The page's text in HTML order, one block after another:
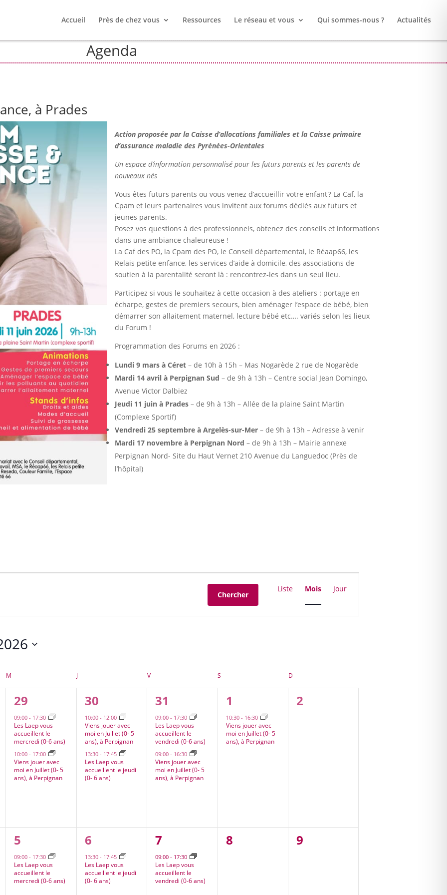
Accueil Près de chez vous Ressources Le réseau et vous Qui sommes-nous ? Actualités
Agenda
à Prades
Action proposée par la Caisse d’allocations familiales et la Caisse primaire
d’assurance maladie des Pyrénées-Orientales
Un espace d’information personnalisé pour les futurs parents et les parents de
nouveaux nés
Vous êtes futurs parents ou vous venez d’accueillir votre enfant ? La Caf, la
Cpam et leurs partenaires vous invitent aux forums dédiés aux futurs et
jeunes parents.
Posez vos questions à des professionnels, obtenez des conseils et informations
dans une ambiance chaleureuse !
La Caf des PO, la Cpam des PO, le Conseil départemental, le Réaap66, les
Relais petite enfance, les services d’aide à domicile, des associations de
soutien à la parentalité seront là : rencontrez-les dans un seul lieu.
Participez si vous le souhaitez à cette occasion à des ateliers : portage en
écharpe, gestes de premiers secours, bien aménager l’espace de bébé, bien
démarrer son allaitement maternel, lecture bébé etc…. variés selon les lieux
du Forum !
Programmation des Forums en 2026 :
Lundi 9 mars à Céret – de 10h à 15h – Mas Nogarède 2 rue de Nogarède
Mardi 14 avril à Perpignan Sud – de 9h à 13h – Centre social Jean Domingo,
Avenue Victor Dalbiez
Jeudi 11 juin à Prades – de 9h à 13h – Allée de la plaine Saint Martin
(Complexe Sportif)
Vendredi 25 septembre à Argelès-sur-Mer – de 9h à 13h – Adresse à venir
Mardi 17 novembre à Perpignan Nord – de 9h à 13h – Mairie annexe
Perpignan Nord- Site du Haut Vernet 210 Avenue du Languedoc (Près de
l’hôpital)
Chercher
Navigation
de
vues
Liste Mois Jour
M J VVENDREDI S D
2
évènements,
29
09:00- 17:30
Les Laep vous
accueillent le
mercredi (0-6 ans)
10:00- 17:00
Viens jouer avec
moi en Juillet (0- 5
ans), à Perpignan
2
évènements,
30
10:00 - 12:00
Viens jouer avec
moi en Juillet (0- 5
ans), à Perpignan
13:30 - 17:45
Les Laep vous
accueillent le jeudi
(0- 6 ans)
2
évènements,
31
09:00- 17:30
Les Laep vous
accueillent le
vendredi (0-6 ans)
09:00- 16:30
Viens jouer avec
moi en Juillet (0- 5
ans), à Perpignan
1
évènement,
1
10:30 - 16:30
Viens jouer avec
moi en Juillet (0- 5
ans), à Perpignan
0
2
1
évènement,
5
09:00- 17:30
Les Laep vous
accueillent le
mercredi (0-6 ans)
1
évènement,
6
13:30 - 17:45
Les Laep vous
accueillent le jeudi
(0- 6 ans)
1
évènement,
7
09:00- 17:30
Les Laep vous
accueillent le
vendredi (0-6 ans)
0
8
0
9